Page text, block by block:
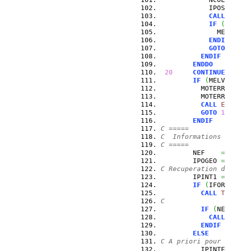
CALL
IF
(
GOTO
ENDIF
ENDDO
20
CONTINUE
IF
(
          MOTERR
          MOTERR
CALL
GOTO
ENDIF
C =====
C  Informations
C =====
        NEF
=
        IPOGEO
=
C
        IPINT1
=
IF
(
CALL
C
IF
(
CALL
ENDIF
ELSE
C A priori pour